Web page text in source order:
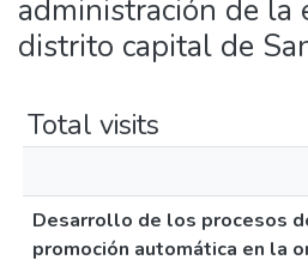
administración de la
distrito capital de
Total visits
Desarrollo de los procesos
promoción automática en la